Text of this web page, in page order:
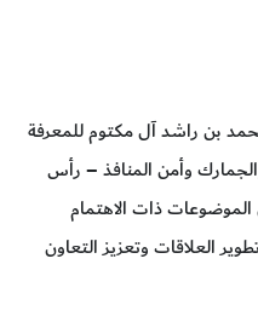
بن راشد آل مكتوم للمعرفة
وأمن المنافذ – رأس
ذات الاهتمام
العلاقات وتعزيز التعاون